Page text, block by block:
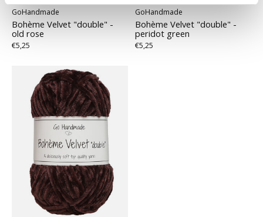
GoHandmade
Bohème Velvet "double" -
old rose
€5,25
GoHandmade
Bohème Velvet "double" -
peridot green
€5,25